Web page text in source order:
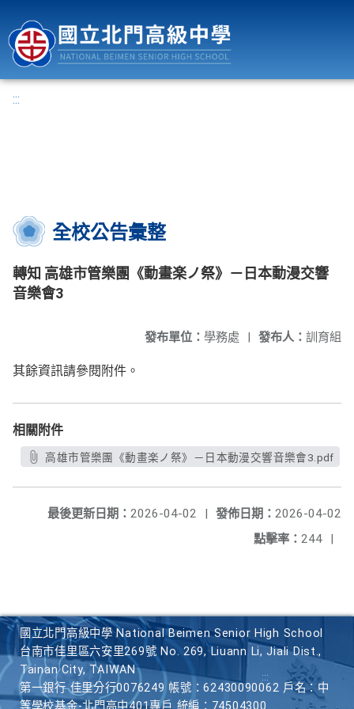
:::
全校公告彙整
轉知 高雄市管樂團《動畫楽ノ祭》－日本動漫交響
音樂會3
發布人： 訓育組
發布單位： 學務處 |
其餘資訊請參閱附件。
相關附件
高雄市管樂團《動畫楽ノ祭》－日本動漫交響音樂會3.pdf
發佈日期： 2026-04-02
最後更新日期： 2026-04-02
|
點擊率： 244 |
國立北門高級中學 National Beimen Senior High School
台南市佳里區六安里269號 No. 269, Liuann Li, Jiali Dist.,
Tainan City, TAIWAN
第一銀行 佳里分行0076249 帳號：62430090062 戶名：中
等學校基金-北門高中401專戶 統編：74504300